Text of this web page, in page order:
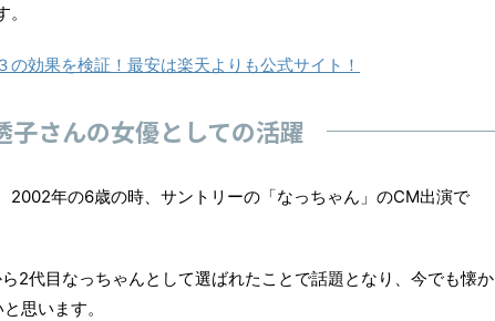
効果を検証！最安は楽天よりも公式サイト！
子さんの女優としての活躍
2002年の6歳の時、サントリーの「なっちゃん」のCM出演で
2代目なっちゃんとして選ばれたことで話題となり、今でも懐か
思います。